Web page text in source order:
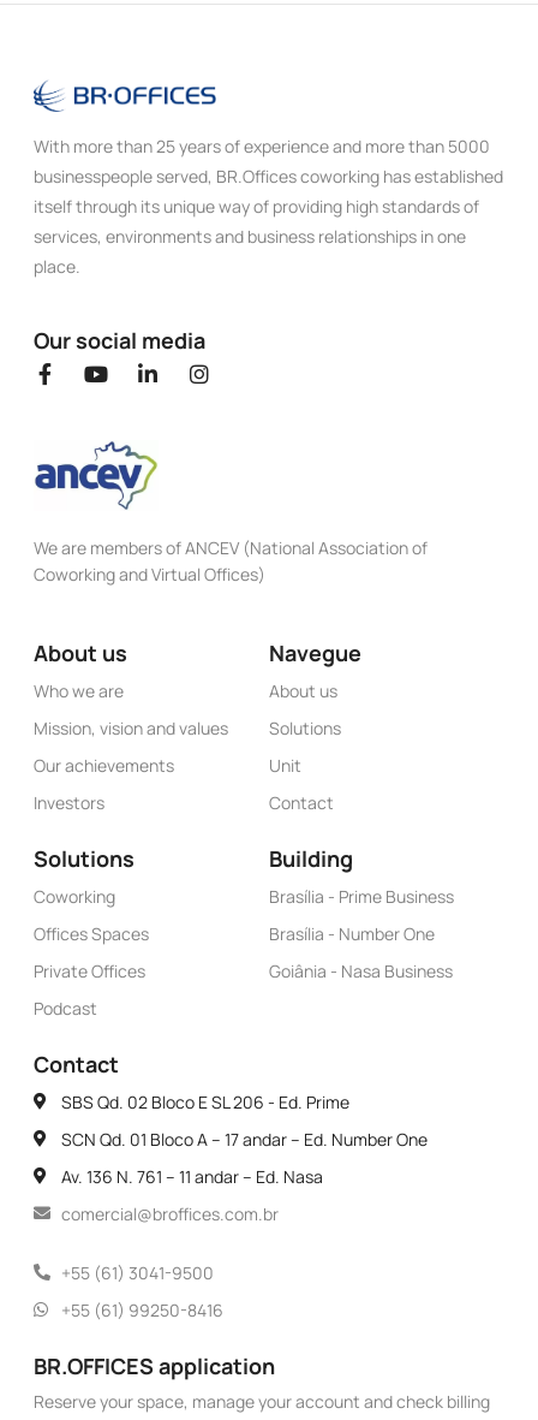
With more than 25 years of experience and more than 5000
businesspeople served, BR.Offices coworking has established
itself through its unique way of providing high standards of
services, environments and business relationships in one
place.
Our social media
We are members of ANCEV (National Association of
Coworking and Virtual Offices)
About us
Who we are
Mission, vision and values
Our achievements
Investors
Solutions
Coworking
Offices Spaces
Private Offices
Podcast
Navegue
About us
Solutions
Unit
Contact
Building
Brasília - Prime Business
Brasília - Number One
Goiânia - Nasa Business
Contact
SBS Qd. 02 Bloco E SL 206 - Ed. Prime
SCN Qd. 01 Bloco A – 17 andar – Ed. Number One
Av. 136 N. 761 – 11 andar – Ed. Nasa
comercial@broffices.com.br
+55 (61) 3041-9500
+55 (61) 99250-8416
BR.OFFICES application
Reserve your space, manage your account and check billing